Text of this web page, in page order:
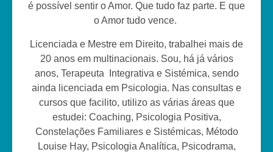
é possível sentir o Amor. Que tudo faz parte. E que
o Amor tudo vence.
Licenciada e Mestre em Direito, trabalhei mais de
20 anos em multinacionais. Sou, há já vários
anos, Terapeuta Integrativa e Sistémica, sendo
ainda licenciada em Psicologia. Nas consultas e
cursos que facilito, utilizo as várias áreas que
estudei: Coaching, Psicologia Positiva,
Constelações Familiares e Sistémicas, Método
Louise Hay, Psicologia Analítica, Psicodrama,